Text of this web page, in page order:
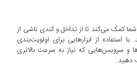
کمک می‌کند تا از تداخل و کندی ناشی از
استفاده از ابزارهایی برای اولویت‌بندی
و سرویس‌هایی که نیاز به سرعت بالاتری
دهید.